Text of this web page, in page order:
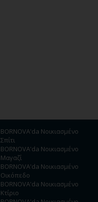
BORNOVA'da Νοικιασμένο
Σπίτι
BORNOVA'da Νοικιασμένο
Μαγαζί
BORNOVA'da Νοικιασμένο
Οικόπεδο
BORNOVA'da Νοικιασμένο
Κτίριο